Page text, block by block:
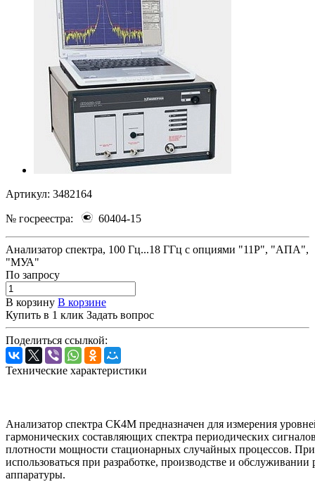
Артикул: 3482164
№ госреестра: 60404-15
Анализатор спектра, 100 Гц...18 ГГц с опциями "11Р", "АПА",
"МУА"
По запросу
В корзину В корзине
Купить в 1 клик Задать вопрос
Поделиться ссылкой:
Технические характеристики
Анализатор спектра СК4М предназначен для измерения
гармонических составляющих спектра периодических
плотности мощности стационарных случайных процессов.
использоваться при разработке, производстве и
аппаратуры.